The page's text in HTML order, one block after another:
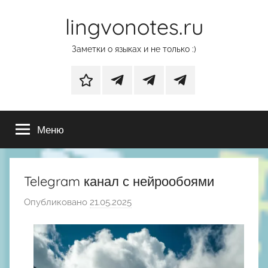
lingvonotes.ru
Заметки о языках и не только :)
телеграм-
канал
фотографиями
канал
нейрообоями
Меню
Telegram канал с нейрообоями
Опубликовано 21.05.2025
т
о